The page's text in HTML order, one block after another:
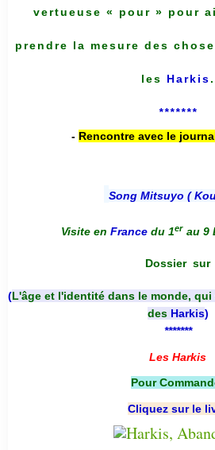
vertueuse « pour » pour
prendre la mesure des
les Harkis.
*******
- Rencontre avec le
Song Mitsuyo (
Visite en France du 1er au 9
Dossier sur
(L'âge et l'identité dans le monde,
des Harkis)
*******
Les Harkis
Pour
Cliquez sur le